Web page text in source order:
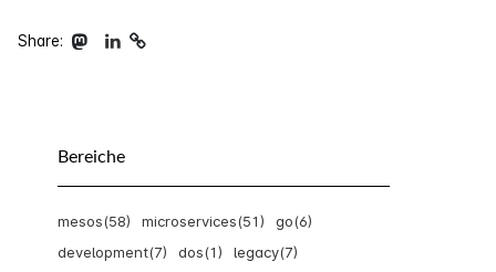
Share
Bereiche
mesos(58) microservices(51)
go(6)
development(7)
dos(1)
legacy(7)